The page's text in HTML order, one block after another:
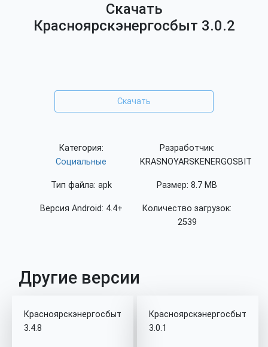
Скачать
Красноярскэнергосбыт 3.0.2
Скачать
Категория:
Социальные
Тип файла: apk
Версия Android: 4.4+
Разработчик:
KRASNOYARSKENERGOSBIT
Размер: 8.7 MB
Количество загрузок:
2539
Другие версии
Красноярскэнергосбыт
3.4.8
Красноярскэнергосбыт
3.0.1